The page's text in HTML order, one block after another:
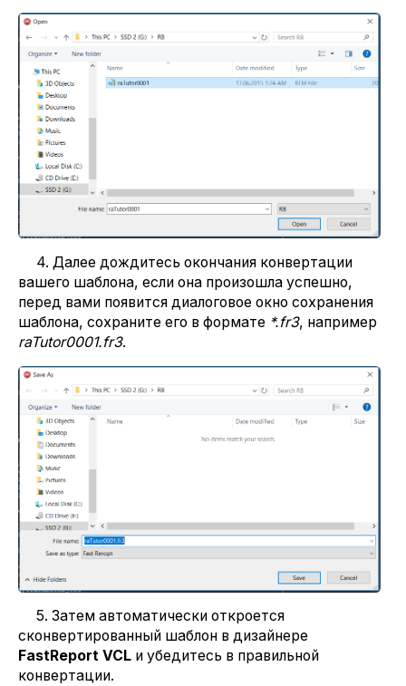
4. Далее дождитесь окончания конвертации
вашего шаблона, если она произошла успешно,
перед вами появится диалоговое окно сохранения
шаблона, сохраните его в формате *.fr3, например
raTutor0001.fr3.
5. Затем автоматически откроется
сконвертированный шаблон в дизайнере
FastReport VCL и убедитесь в правильной
конвертации.